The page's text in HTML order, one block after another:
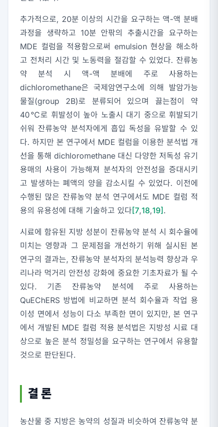
추가적으로, 20분 이상의 시간을 요구하는 액-액 분배
과정을 생략하고 10분 안팎의 추출시간을 요구하는
MDE 컬럼을 적용함으로써 emulsion 현상을 해소하
고 전처리 시간 및 노동력을 절감할 수 있었다. 잔류농
약 분석 시 액-액 분배에 주로 사용하는
dichloromethane은 국제암연구소에 의해 발암가능
물질(group 2B)로 분류되어 있으며 끓는점이 약
40℃로 휘발성이 높아 노출시 대기 중으로 휘발되기
쉬워 잔류농약 분석자에게 흡입 독성을 유발할 수 있
다. 하지만 본 연구에서 MDE 컬럼을 이용한 분석법 개
선을 통해 dichloromethane 대신 다양한 저독성 유기
용매의 사용이 가능해져 분석자의 안전성을 증대시키
고 발생하는 폐액의 양을 감소시킬 수 있었다. 이전에
수행된 많은 잔류농약 분석 연구에서도 MDE 컬럼 적
용의 유용성에 대해 기술하고 있다[7,18,19] .
시료에 함유된 지방 성분이 잔류농약 분석 시 회수율에
미치는 영향과 그 문제점을 개선하기 위해 실시된 본
연구의 결과는, 잔류농약 분석자의 분석능력 향상과 우
리나라 먹거리 안전성 강화에 중요한 기초자료가 될 수
있다. 기존 잔류농약 분석에 주로 사용하는
QuEChERS 방법에 비교하면 분석 회수율과 작업 용
이성 면에서 성능이 다소 부족한 면이 있지만, 본 연구
에서 개발된 MDE 컬럼 적용 분석법은 지방성 시료 대
상으로 높은 분석 정밀성을 요구하는 연구에서 유용할
것으로 판단된다.
결 론
농산물 중 지방은 농약의 성질과 비슷하여 잔류농약 분